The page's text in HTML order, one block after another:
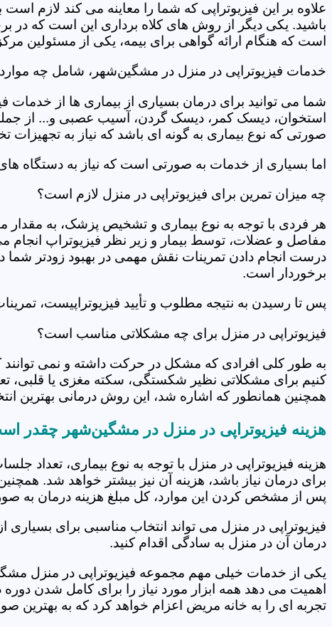
علاوه بر این فیزیوتراپی که شما را معاینه می کند لازم است
باشید. یکی دیگر از روش های کلاه برداری این است که در
است که هنگام ارائه گواهی برای بیمه، یکی از مسئولین
خدمات فیزیوتراپی در منزل در مشگین‌شهر، شامل چه
شما می توانید برای درمان بسیاری از بیماری ها از خدمات
استخوان، دیسک کمر، دیسک گردن، آسیب عصبی و... از جمله
صورتی که نوع بیماری به گونه ای باشد که نیاز به تجهیزات
اما بسیاری از خدمات به صورتی است که نیاز به دستگاه
چه میزان تمرین برای فیزیوتراپی در منزل لازم است؟
هر فردی با توجه به نوع بیماری و تشخیص پزشک، به مقدار
مفاصل و عضلات، توسط بیمار و زیر نظر فیزیوتراپ انجام
درست انجام دادن تمرینات نقش مهمی در بهبود زودتر شما
برخوردار است.
پس تا رسیدن به نتیجه مطلوب و تأیید فیزیوتراپیست،
فیزیوتراپی در منزل برای چه مشکلاتی مناسب است؟
به طور کلی افرادی که مشکل در حرکت داشته و نمی توانند
کنیم برای مشکلاتی نظیر شکستگی، سکته مغزی یا قلبی،
همچنین همانطور که اشاره شد، این روش درمانی بهترین
هزینه فیزیوتراپی در منزل در مشگین‌شهر چقدر
هزینه فیزیوتراپی در منزل با توجه به نوع بیماری،
برای درمان نیاز باشد، هزینه آن نیز بیشتر خواهد شد.
پس از مشخص کردن این موارد، کل مبلغ هزینه درمان به
فیزیوتراپی در منزل می تواند انتخاب مناسبی برای
درمان آن در منزل به سادگی اقدام کنید.
یکی از خدمات خیلی مهم مجموعه فیزیوتراپی در منزل
اهمیت می دهد همه ابزار مورد نیاز را برای کامل شدن
تجربه ای را به خانه مریض اعزام خواهد کرد که به بهترین